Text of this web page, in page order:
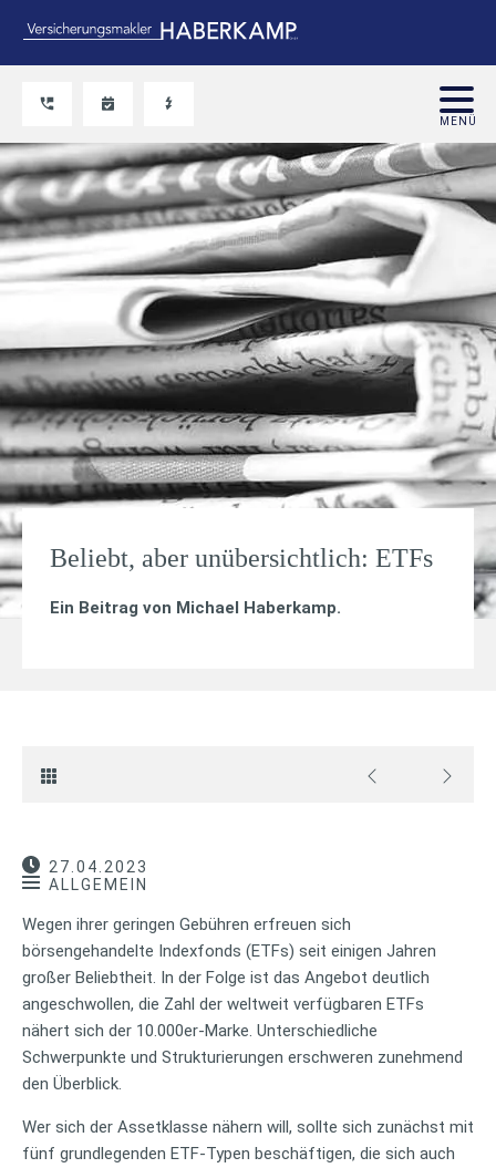
Beliebt, aber unübersichtlich: ETFs
Ein Beitrag von Michael Haberkamp.
27.04.2023
ALLGEMEIN
Wegen ihrer geringen Gebühren erfreuen sich
börsengehandelte Indexfonds (ETFs) seit einigen Jahren
großer Beliebtheit. In der Folge ist das Angebot deutlich
angeschwollen, die Zahl der weltweit verfügbaren ETFs
nähert sich der 10.000er-Marke. Unterschiedliche
Schwerpunkte und Strukturierungen erschweren zunehmend
den Überblick.
Wer sich der Assetklasse nähern will, sollte sich zunächst mit
fünf grundlegenden ETF-Typen beschäftigen, die sich auch